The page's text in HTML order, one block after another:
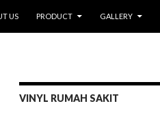
US PRODUCT GALLERY
VINYL RUMAH SAKIT